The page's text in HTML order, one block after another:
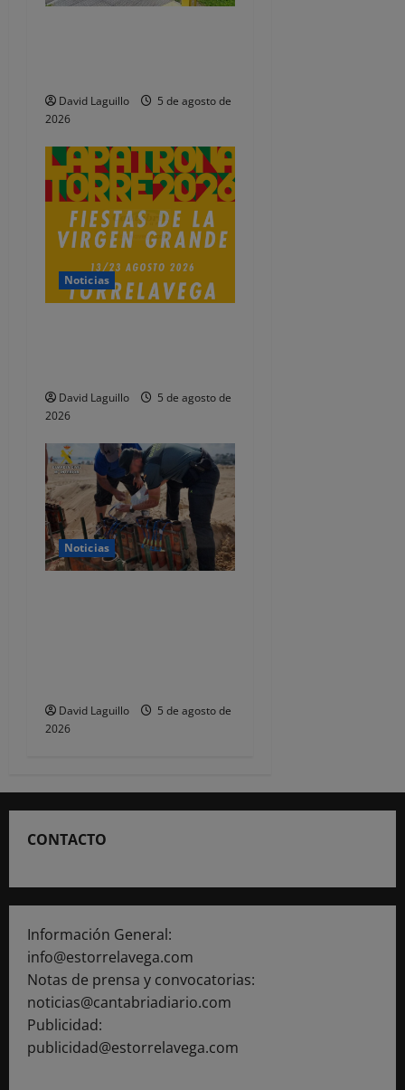
t
r
a
s
David Laguillo
5 de agosto de
2026
Noticias
David Laguillo
5 de agosto de
2026
Noticias
David Laguillo
5 de agosto de
2026
CONTACTO
Información General:
info@estorrelavega.com
Notas de prensa y convocatorias:
noticias@cantabriadiario.com
Publicidad:
publicidad@estorrelavega.com